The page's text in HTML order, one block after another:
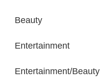
Beauty
Entertainment
Entertainment/Beauty